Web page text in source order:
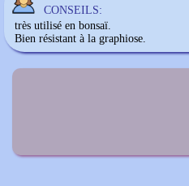
CONSEILS:
très utilisé en bonsaï.
Bien résistant à la graphiose.